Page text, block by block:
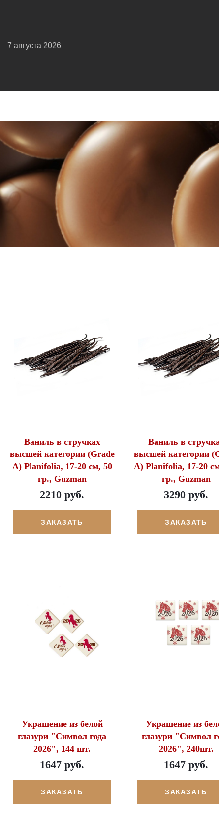
7 августа 2026
Ваниль в стручках
высшей категории (Grade
A) Planifolia, 17-20 см, 50
гр., Guzman
2210 руб.
ЗАКАЗАТЬ
Ваниль в
высшей категории
A) Planifolia, 17-20
гр., Guzman
3290 руб.
ЗАКАЗАТЬ
Украшение из белой
глазури "Символ года
2026", 144 шт.
1647 руб.
ЗАКАЗАТЬ
Украшение из
глазури "Символ
2026", 240шт.
1647 руб.
ЗАКАЗАТЬ